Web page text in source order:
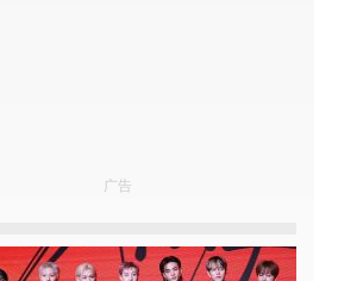
广告